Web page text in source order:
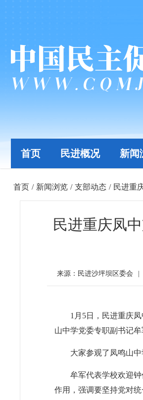
首页 民进概况 新闻
首页 / 新闻浏览 / 支部动态 / 民进重
民进重庆凤
来源：民进沙坪坝区委会
1月5日，民进重庆
山中学党委专职副书记牟
大家参观了凤鸣山
牟军代表学校欢迎
作用，强调要坚持党对